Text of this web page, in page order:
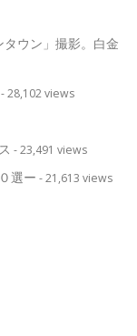
ウン」撮影。白金
- 28,102 views
- 23,491 views
選ー - 21,613 views